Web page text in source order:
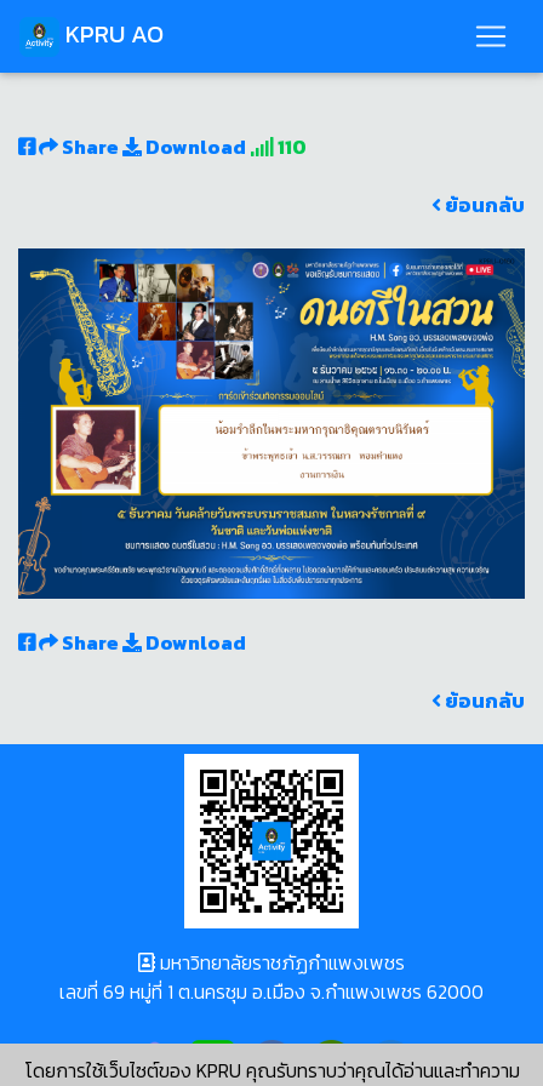
KPRU AO
Share Download
110
ย้อนกลับ
Share
Download
ย้อนกลับ
โดยการใช้เว็บไซต์ของ KPRU คุณรับทราบว่าคุณได้อ่านและทำความ
มหาวิทยาลัยราชภัฏกำแพงเพชร
เลขที่ 69 หมู่ที่ 1 ต.นครชุม อ.เมือง จ.กำแพงเพชร 62000